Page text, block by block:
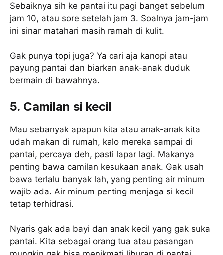
Sebaiknya sih ke pantai itu pagi banget sebelum
jam 10, atau sore setelah jam 3. Soalnya jam-jam
ini sinar matahari masih ramah di kulit.
Gak punya topi juga? Ya cari aja kanopi atau
payung pantai dan biarkan anak-anak duduk
bermain di bawahnya.
5. Camilan si kecil
Mau sebanyak apapun kita atau anak-anak kita
udah makan di rumah, kalo mereka sampai di
pantai, percaya deh, pasti lapar lagi. Makanya
penting bawa camilan kesukaan anak. Gak usah
bawa terlalu banyak lah, yang penting air minum
wajib ada. Air minum penting menjaga si kecil
tetap terhidrasi.
Nyaris gak ada bayi dan anak kecil yang gak suka
pantai. Kita sebagai orang tua atau pasangan